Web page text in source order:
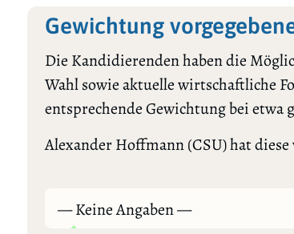
Gewichtung
Die Kandidierenden haben die
Wahl sowie aktuelle wirtschaftliche
entsprechende Gewichtung bei
Alexander Hoffmann (CSU) hat
— Keine Angaben —